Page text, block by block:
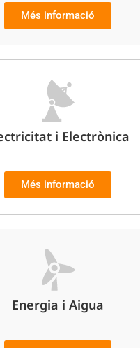
Més informació
i Electrònica
Més informació
Energia i Aigua